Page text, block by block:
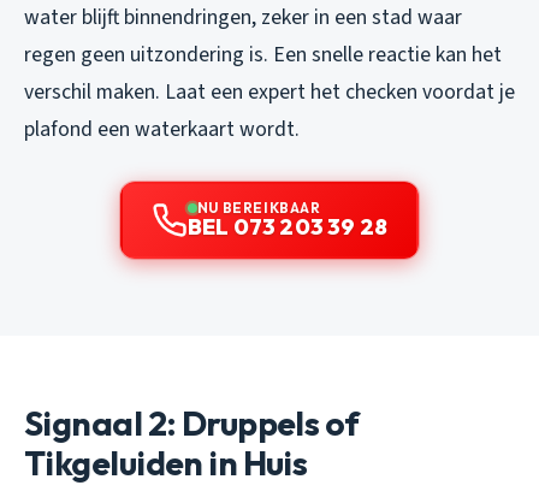
water blijft binnendringen, zeker in een stad waar
regen geen uitzondering is. Een snelle reactie kan het
verschil maken. Laat een expert het checken voordat je
plafond een waterkaart wordt.
NU BEREIKBAAR
BEL 073 203 39 28
Signaal 2: Druppels of
Tikgeluiden in Huis